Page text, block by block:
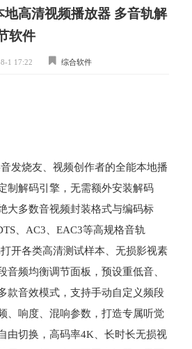
地高清视频播放器 多音轨解
软件
1 17:22 综合软件
发烧友、视频创作者的全能本地播
制解码引擎，无需额外安装解码
大多数音视频封装格式与编码标
、AC3、EAC3等高规格音轨
开各类高清测试样本、无损影视素
音频均衡调节面板，预设重低音、
款音效模式，支持手动自定义频段
、响度、混响参数，打造专属听觉
由切换，高码率4K、长时长无损视